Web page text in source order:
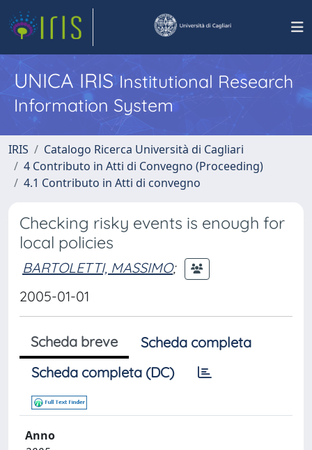
UNICA IRISInstitutional Research
Information System
IRIS
Catalogo Ricerca Università di Cagliari
4 Contributo in Atti di Convegno (Proceeding)
4.1 Contributo in Atti di convegno
Checking risky events is enough for
local policies
BARTOLETTI, MASSIMO;
2005-01-01
Scheda breve
Scheda completa
Scheda completa (DC)
Anno